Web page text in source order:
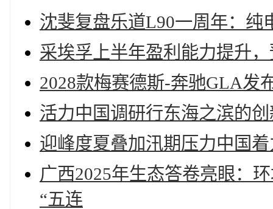
沈斐复盘乐道L90一周年：纯
采埃孚上半年盈利能力提升
2028款梅赛德斯-奔驰GLA发
活力中国调研行东海之滨的
迎峰度夏叠加汛期压力中国
广西2025年生态答卷亮眼：
“五连